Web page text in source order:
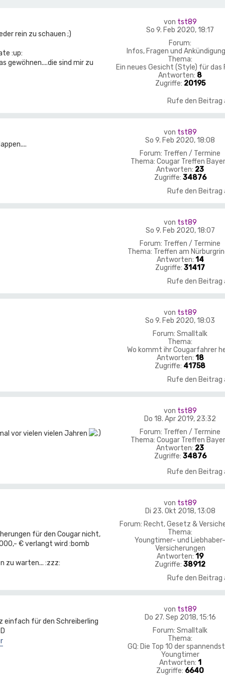
von tst89
So 9. Feb 2020, 18:17
Forum:
Infos, Fragen und
Thema:
Ein neues Gesicht (Style) für das
Antworten: 8
Zugriffe: 20195
rein zu schauen ;)
:up:
gewöhnen....die sind mir zu
Rufe den Beitrag
von tst89
So 9. Feb 2020, 18:08
Forum: Treffen / Termine
Thema:Cougar Treffen
Antworten: 23
Zugriffe: 34876
Rufe den Beitrag
von tst89
So 9. Feb 2020, 18:07
Forum: Treffen / Termine
Thema: Treffen am
Antworten: 14
Zugriffe:31417
Rufe den Beitrag
von tst89
So 9. Feb 2020, 18:03
Forum:Smalltalk
Thema:
Wo kommt ihr Cougarfahrer
Antworten: 18
Zugriffe: 41758
Rufe den Beitrag
von tst89
Do 18. Apr 2019, 23:32
Forum: Treffen / Termine
Thema:Cougar Treffen
Antworten: 23
Zugriffe: 34876
vor vielen vielen Jahren
Rufe den Beitrag
von tst89
Di 23. Okt 2018, 13:08
Forum: Recht, Gesetz &
Thema:
Youngtimer- und
Versicherungen
Antworten:19
Zugriffe:38912
für den Cougar nicht,
€ verlangt wird :bomb
zu warten... :zzz:
Rufe den Beitrag
von tst89
Do 27. Sep 2018, 15:16
Forum:Smalltalk
Thema:
GQ: Die Top 10 der
Youngtimer
Antworten: 1
Zugriffe: 6640
einfach für den Schreiberling